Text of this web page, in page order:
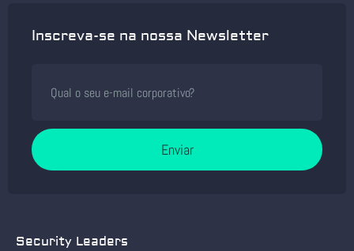
Inscreva-se na nossa Newsletter
Enviar
Security Leaders